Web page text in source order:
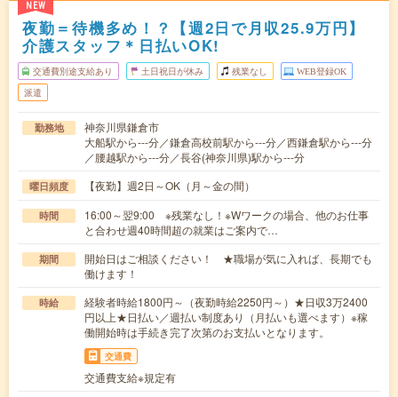
NEW
夜勤＝待機多め！？【週2日で月収25.9万円】
介護スタッフ＊日払いOK!
交通費別途支給あり 土日祝日が休み 残業なし WEB登録OK
派遣
勤務地
神奈川県鎌倉市
大船駅から---分／鎌倉高校前駅から---分／西鎌倉駅から---分
／腰越駅から---分／長谷(神奈川県)駅から---分
曜日頻度 【夜勤】週2日～OK（月～金の間）
時間
16:00～翌9:00 ※残業なし！※Wワークの場合、他のお仕事
と合わせ週40時間超の就業はご案内で…
期間
開始日はご相談ください！ ★職場が気に入れば、長期でも
働けます！
時給
経験者時給1800円～（夜勤時給2250円～）★日収3万2400
円以上★日払い／週払い制度あり（月払いも選べます）※稼
働開始時は手続き完了次第のお支払いとなります。
交通費
交通費支給※規定有